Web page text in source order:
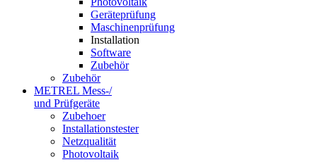
Geräteprüfung
Maschinenprüfung
Installation
Software
Zubehör
Zubehör
METREL Mess-/
und Prüfgeräte
Zubehoer
Installationstester
Netzqualität
Photovoltaik